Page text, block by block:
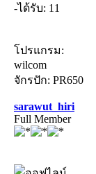
-ได้รับ: 11
โปรแกรม:
wilcom
จักรปัก: PR650
sarawut_hiri
Full Member